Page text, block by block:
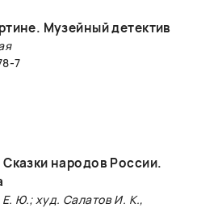
Музейный детектив
7
народов России.
Ю.; худ. Салатов И. К.,